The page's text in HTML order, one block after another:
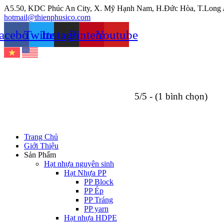
Chuyển
đến
dung
A5.50, KDC Phúc An City, X. Mỹ Hạnh Nam, H.Đức Hòa, T.Long
hotmail@thienphusico.com
TwitterInstagramPinterestYoutube
Trang Chủ
Giới Thiệu
Sản Phẩm
Hạt nhựa nguyên sinh
Hạt Nhựa PP
PP Block
PP Ép
PP Tráng
PP yarn
Hạt nhựa HDPE
5/5 - (1 bình chọn)